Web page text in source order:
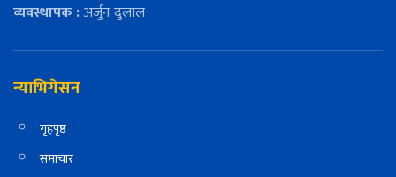
व्यवस्थापक :अर्जुन दुलाल
न्याभिगेसन
गृहपृष्ठ
समाचार